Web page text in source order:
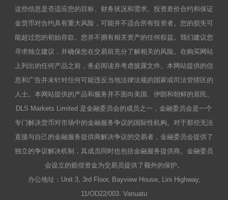
这些信息是否适应您的目标、财务状况和需求。投资差价合约和保证
金货币对合约具有重大风险，可能并不适合所有投资者。您的损失可
能超过您的初始存款。您并不拥有相关资产的任何权益。我们建议您
寻求独立建议，并确保您在交易前充分了解相关的风险。在购买网站
上列出的任何产品之前，务必阅读并考虑披露文件。本网站提供的信
息和广告并未针对任何可能违反当地法律法规的国家或司法管辖区的
人士。本网站提供的产品和服务并不面向美国、伊朗和朝鲜的居民。
DLS Markets Limited 是金融委员会的成员之一，金融委员会是一个
专门解决货币对市场中的金融服务争议的国际性机构。对于那些无法
直接与自己的金融服务提供商解决争议的交易者，金融委员会提供了
独立的争议解决机制，其成员同时也包括金融服务提供商。金融委员
会设立的赔偿资金为交易员提供了额外的保护。
办公地址：Unit 3, 3rd Floor, Bayview House, Lini Highway,
11/OD22/003. Vanuatu